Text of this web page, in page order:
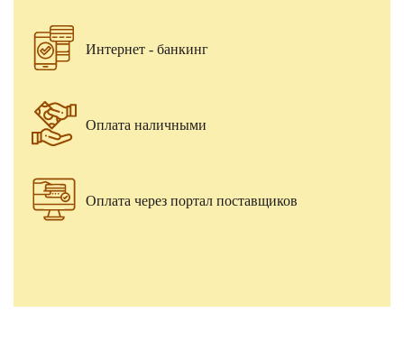
Интернет - банкинг
Оплата наличными
Оплата через портал поставщиков